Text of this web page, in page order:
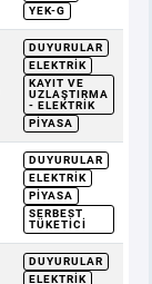
YEK-G
DUYURULAR
ELEKTRIK
KAYIT VE
UZLAŞTIRMA
- ELEKTRIK
PIYASA
DUYURULAR
ELEKTRIK
PIYASA
SERBEST
TÜKETICI
DUYURULAR
ELEKTRIK